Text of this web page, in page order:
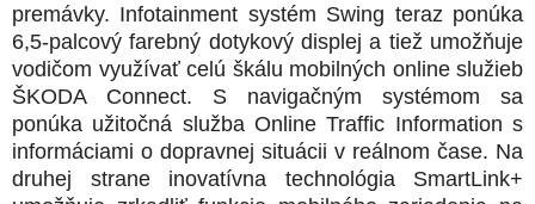
premávky. Infotainment systém Swing teraz ponúka
6,5-palcový farebný dotykový displej a tiež umožňuje
vodičom využívať celú škálu mobilných online služieb
ŠKODA Connect. S navigačným systémom sa
ponúka užitočná služba Online Traffic Information s
informáciami o dopravnej situácii v reálnom čase. Na
druhej strane inovatívna technológia SmartLink+